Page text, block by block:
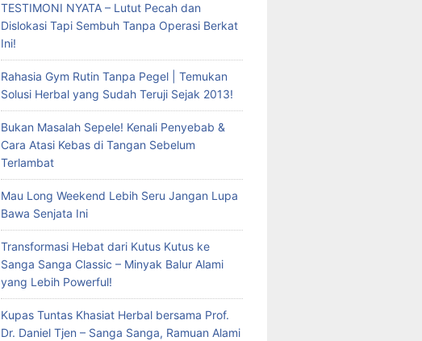
TESTIMONI NYATA – Lutut Pecah dan
Dislokasi Tapi Sembuh Tanpa Operasi Berkat
Ini!
Rahasia Gym Rutin Tanpa Pegel | Temukan
Solusi Herbal yang Sudah Teruji Sejak 2013!
Bukan Masalah Sepele! Kenali Penyebab &
Cara Atasi Kebas di Tangan Sebelum
Terlambat
Mau Long Weekend Lebih Seru Jangan Lupa
Bawa Senjata Ini
Transformasi Hebat dari Kutus Kutus ke
Sanga Sanga Classic – Minyak Balur Alami
yang Lebih Powerful!
Kupas Tuntas Khasiat Herbal bersama Prof.
Dr. Daniel Tjen – Sanga Sanga, Ramuan Alami